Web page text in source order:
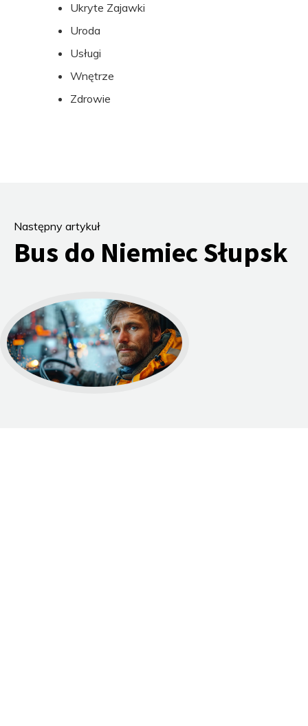
Ukryte Zajawki
Uroda
Usługi
Wnętrze
Zdrowie
Następny artykuł
Bus do Niemiec Słupsk